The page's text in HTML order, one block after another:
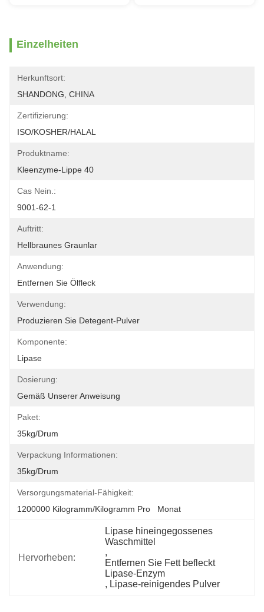
Einzelheiten
Herkunftsort:
SHANDONG, CHINA
Zertifizierung:
ISO/KOSHER/HALAL
Produktname:
Kleenzyme-Lippe 40
Cas Nein.:
9001-62-1
Auftritt:
Hellbraunes Graunlar
Anwendung:
Entfernen Sie Ölfleck
Verwendung:
Produzieren Sie Detegent-Pulver
Komponente:
Lipase
Dosierung:
Gemäß Unserer Anweisung
Paket:
35kg/drum
Verpackung Informationen:
35kg/drum
Versorgungsmaterial-Fähigkeit:
1200000 Kilogramm/Kilogramm Pro   Monat
Hervorheben:
Lipase hineingegossenes
Waschmittel
,
Entfernen Sie Fett befleckt
Lipase-Enzym
, Lipase-reinigendes Pulver